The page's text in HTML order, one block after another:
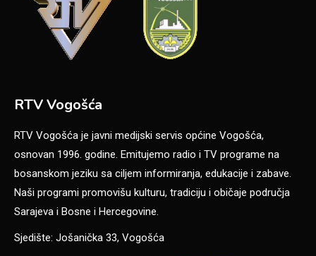
RTV Vogošća
RTV Vogošća je javni medijski servis općine Vogošća,
osnovan 1996. godine. Emitujemo radio i TV programe na
bosanskom jeziku sa ciljem informiranja, edukacije i zabave.
Naši programi promovišu kulturu, tradiciju i običaje područja
Sarajeva i Bosne i Hercegovine.
Sjedište: Jošanička 33, Vogošća